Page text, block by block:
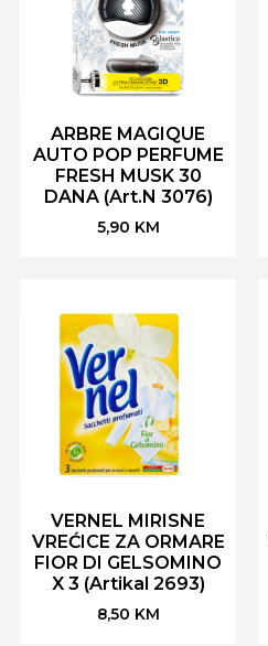
ARBRE MAGIQUE
AUTO POP PERFUME
FRESH MUSK 30
DANA (Art.N 3076)
5,90 KM
VERNEL MIRISNE
VREĆICE ZA ORMARE
FIOR DI GELSOMINO
X 3 (Artikal 2693)
8,50 KM